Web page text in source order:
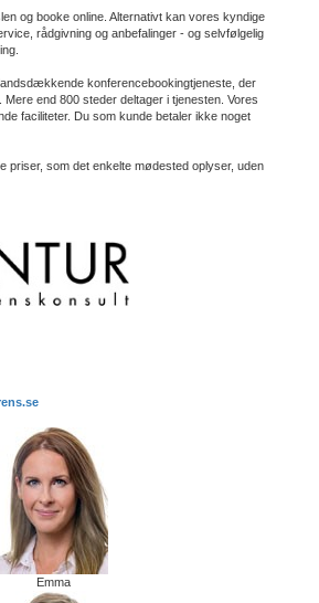
og booke online. Alternativt kan vores kyndige
rådgivning og anbefalinger - og selvfølgelig
konferencebookingtjeneste, der
end 800 steder deltager i tjenesten. Vores
faciliteter. Du som kunde betaler ikke noget
priser, som det enkelte mødested oplyser, uden
Emma